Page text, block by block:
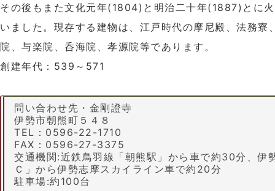
その後もまた文化元年(1804)と明治二十年(1887)とに
いました。現存する建物は、江戸時代の摩尼殿、法務寮
院、与楽院、呑海院、孝源院等であります。
創建年代：539～571
問い合わせ先・金剛證寺
伊勢市朝熊町５４８
TEL：0596-22-1710
FAX：0596-27-3375
交通機関:近鉄鳥羽線「朝熊駅」から車で約30分、伊
Ｃ」から伊勢志摩スカイライン車で約20分
駐車場:約100台